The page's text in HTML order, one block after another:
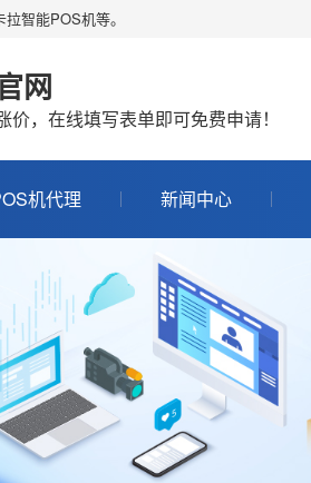
智能POS机等。
网
，在线填写表单即可免费申请！
机代理 新闻中心